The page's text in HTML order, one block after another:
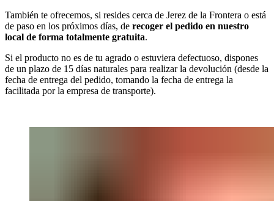
También te ofrecemos, si resides cerca de Jerez de la Frontera o está
de paso en los próximos días, de recoger el pedido en nuestro
local de forma totalmente gratuita.
Si el producto no es de tu agrado o estuviera defectuoso, dispones
de un plazo de 15 días naturales para realizar la devolución (desde la
fecha de entrega del pedido, tomando la fecha de entrega la
facilitada por la empresa de transporte).